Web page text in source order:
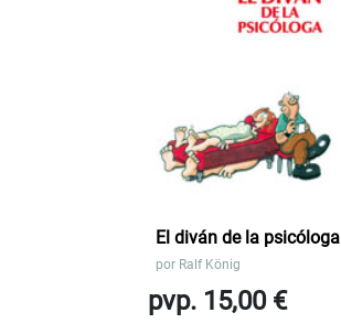
El diván de la psicóloga
por Ralf König
pvp. 15,00 €